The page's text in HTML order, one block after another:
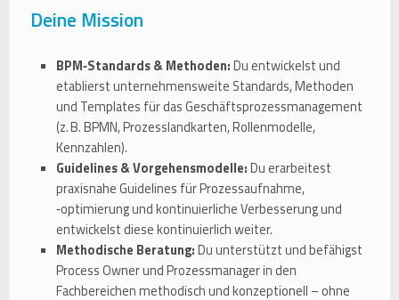
Deine Mission
BPM‑Standards & Methoden:Du entwickelst und
etablierst unternehmensweite Standards, Methoden
und Templates für das Geschäftsprozessmanagement
(z. B. BPMN, Prozesslandkarten, Rollenmodelle,
Kennzahlen).
Guidelines & Vorgehensmodelle:Du erarbeitest
praxisnahe Guidelines für Prozessaufnahme,
‑optimierung und kontinuierliche Verbesserung und
entwickelst diese kontinuierlich weiter.
Methodische Beratung:Du unterstützt und befähigst
Process Owner und Prozessmanager in den
Fachbereichen methodisch und konzeptionell – ohne